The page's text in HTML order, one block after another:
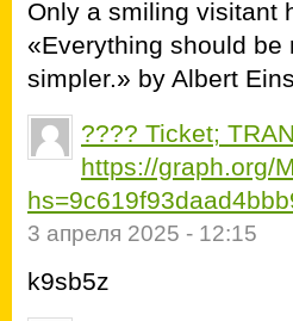
Only a smiling visitant
«Everything should
simpler.» by Albert
???? Ticket;
https://graph.org/
3 апреля 2025 - 12:15
k9sb5z